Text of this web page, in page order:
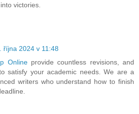
victories.
října 2024 v 11:48
Onlineprovide countless revisions, and
satisfy your academic needs. We are a
writers who understand how to finish